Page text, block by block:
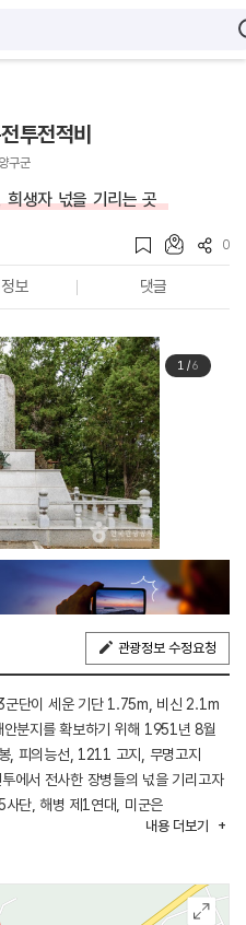
투전적비
구군
희생자 넋을 기리는 곳
0
보 댓글
1/6
관광정보 수정요청
단이 세운 기단 1.75m, 비신 2.1m
안분지를 확보하기 위해 1951년 8월
, 피의능선, 1211 고지, 무명고지
에서 전사한 장병들의 넋을 기리고자
사단, 해병 제1연대, 미군은
내용 더보기